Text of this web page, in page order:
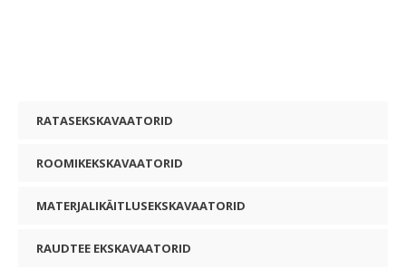
RATASEKSKAVAATORID
ROOMIKEKSKAVAATORID
MATERJALIKÄITLUSEKSKAVAATORID
RAUDTEE EKSKAVAATORID